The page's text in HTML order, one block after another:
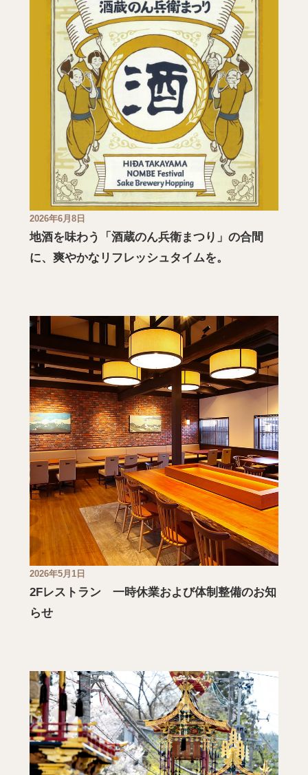
2026年6月8日
地酒を味わう「酒蔵のん兵衛まつり」の合間
に、爽やかなリフレッシュタイムを。
2026年5月1日
2Fレストラン 一時休業および体制整備のお知
らせ